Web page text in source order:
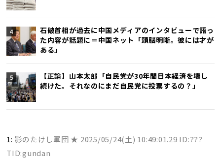
石破首相が過去に中国メディアのインタビューで語っ
た内容が話題に＝中国ネット「頭脳明晰。彼には才が
ある」
【正論】山本太郎「自民党が30年間日本経済を壊し
続けた。それなのにまだ自民党に投票するの？」
1: 影のたけし軍団 ★ 2025/05/24(土) 10:49:01.29 ID:???
TID:gundan